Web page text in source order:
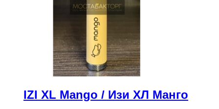
IZI XL Mango / Изи ХЛ Манго